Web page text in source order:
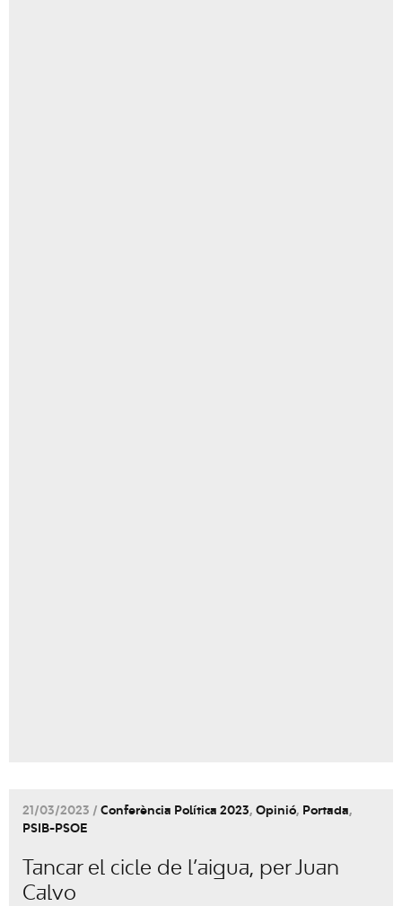
21/03/2023 / Conferència Política 2023, Opinió, Portada,
PSIB-PSOE
Tancar el cicle de l’aigua, per Juan
Calvo